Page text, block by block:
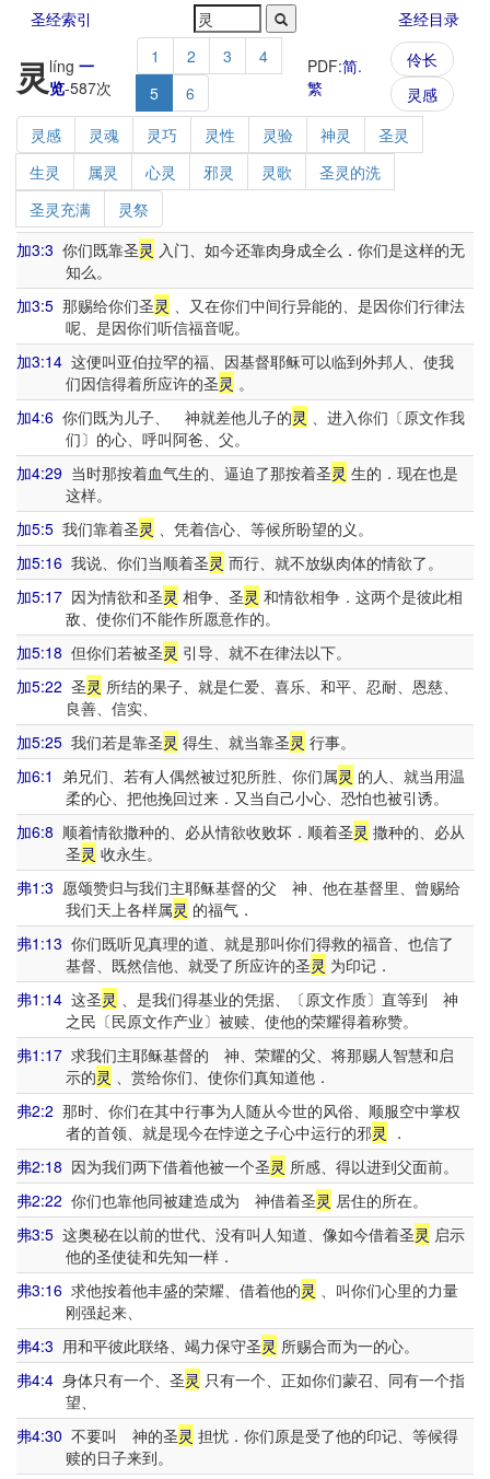
圣经索引 圣经目录
灵 líng 一
览-587次
1 2 3
4
5
6
PDF:简.
繁
伶长
灵感
灵感
灵魂 灵巧 灵性 灵验 神灵
圣灵
生灵
属灵 心灵 邪灵 灵歌
圣灵的洗
圣灵充满
灵祭
加3:3 你们既靠圣灵 入门、如今还靠肉身成全么．你们是这样的无
知么。
加3:5 那赐给你们圣灵 、又在你们中间行异能的、是因你们行律法
呢、是因你们听信福音呢。
加3:14 这便叫亚伯拉罕的福、因基督耶稣可以临到外邦人、使我
们因信得着所应许的圣灵 。
加4:6 你们既为儿子、 神就差他儿子的灵 、进入你们〔原文作我
们〕的心、呼叫阿爸、父。
加4:29 当时那按着血气生的、逼迫了那按着圣灵 生的．现在也是
这样。
加5:5 我们靠着圣灵 、凭着信心、等候所盼望的义。
加5:16 我说、你们当顺着圣灵 而行、就不放纵肉体的情欲了。
加5:17 因为情欲和圣灵 相争、圣灵 和情欲相争．这两个是彼此相
敌、使你们不能作所愿意作的。
加5:18 但你们若被圣灵 引导、就不在律法以下。
加5:22 圣灵 所结的果子、就是仁爱、喜乐、和平、忍耐、恩慈、
良善、信实、
加5:25 我们若是靠圣灵 得生、就当靠圣灵 行事。
加6:1 弟兄们、若有人偶然被过犯所胜、你们属灵 的人、就当用温
柔的心、把他挽回过来．又当自己小心、恐怕也被引诱。
加6:8 顺着情欲撒种的、必从情欲收败坏．顺着圣灵 撒种的、必从
圣灵 收永生。
弗1:3 愿颂赞归与我们主耶稣基督的父 神、他在基督里、曾赐给
我们天上各样属灵 的福气．
弗1:13 你们既听见真理的道、就是那叫你们得救的福音、也信了
基督、既然信他、就受了所应许的圣灵 为印记．
弗1:14 这圣灵 、是我们得基业的凭据、〔原文作质〕直等到 神
之民〔民原文作产业〕被赎、使他的荣耀得着称赞。
弗1:17 求我们主耶稣基督的 神、荣耀的父、将那赐人智慧和启
示的灵 、赏给你们、使你们真知道他．
弗2:2 那时、你们在其中行事为人随从今世的风俗、顺服空中掌权
者的首领、就是现今在悖逆之子心中运行的邪灵 ．
弗2:18 因为我们两下借着他被一个圣灵 所感、得以进到父面前。
弗2:22 你们也靠他同被建造成为 神借着圣灵 居住的所在。
弗3:5 这奥秘在以前的世代、没有叫人知道、像如今借着圣灵 启示
他的圣使徒和先知一样．
弗3:16 求他按着他丰盛的荣耀、借着他的灵 、叫你们心里的力量
刚强起来、
弗4:3 用和平彼此联络、竭力保守圣灵 所赐合而为一的心。
弗4:4 身体只有一个、圣灵 只有一个、正如你们蒙召、同有一个指
望、
弗4:30 不要叫 神的圣灵 担忧．你们原是受了他的印记、等候得
赎的日子来到。